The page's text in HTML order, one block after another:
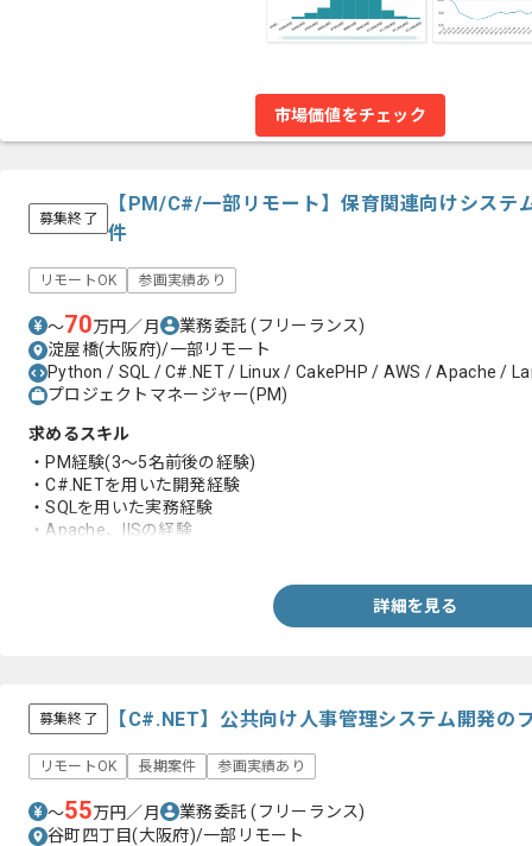
市場価値をチェック
募集終了
【PM/C#/一部リモート】保育関連向けシステ
件
リモートOK 参画実績あり
〜70万円／月 業務委託(フリーランス)
淀屋橋(大阪府)/一部リモート
Python / SQL / C#.NET / Linux / CakePHP / AWS / Apache /
プロジェクトマネージャー(PM)
求めるスキル
・PM経験(3～5名前後の経験)
・C#.NETを用いた開発経験
・SQLを用いた実務経験
・Apache、IISの経験
詳細を見る
募集終了 【C#.NET】公共向け人事管理システム開発の
リモートOK 長期案件 参画実績あり
〜55万円／月 業務委託(フリーランス)
谷町四丁目(大阪府)/一部リモート